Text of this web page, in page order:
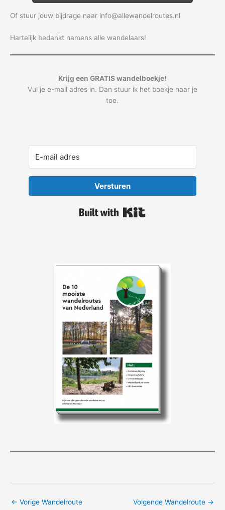
Of stuur jouw bijdrage naar info@allewandelroutes.nl
Hartelijk bedankt namens alle wandelaars!
Krijg een GRATIS wandelboekje!
Vul je e-mail adres in. Dan stuur ik het boekje naar je
toe.
Versturen
← Vorige Wandelroute Volgende Wandelroute →